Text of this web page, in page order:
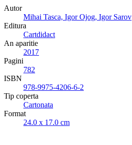
Autor
Mihai Tasca, Igor Ojog, Igor Sarov
Editura
Cartdidact
An aparitie
2017
Pagini
782
ISBN
978-9975-4206-6-2
Tip coperta
Cartonata
Format
24.0 x 17.0 cm